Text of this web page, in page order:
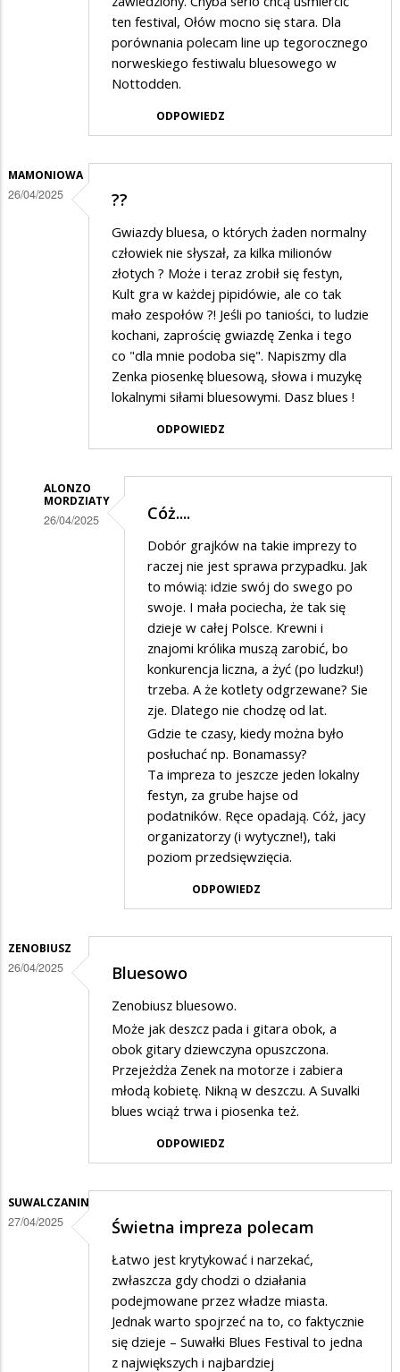
ten festival, Ołów mocno się stara. Dla
porównania polecam line up tegorocznego
norweskiego festiwalu bluesowego w
Nottodden.
ODPOWIEDZ
MAMONIOWA
26/04/2025 ??
Gwiazdy bluesa, o których żaden normalny
człowiek nie słyszał, za kilka milionów
złotych ? Może i teraz zrobił się festyn,
Kult gra w każdej pipidówie, ale co tak
mało zespołów ?! Jeśli po taniości, to ludzie
kochani, zaprościę gwiazdę Zenka i tego
co "dla mnie podoba się". Napiszmy dla
Zenka piosenkę bluesową, słowa i muzykę
lokalnymi siłami bluesowymi. Dasz blues !
ODPOWIEDZ
ALONZO
MORDZIATY
26/04/2025 Cóż....
Dobór grajków na takie imprezy to
raczej nie jest sprawa przypadku. Jak
to mówią: idzie swój do swego po
swoje. I mała pociecha, że tak się
dzieje w całej Polsce. Krewni i
znajomi królika muszą zarobić, bo
konkurencja liczna, a żyć (po ludzku!)
trzeba. A że kotlety odgrzewane? Sie
zje. Dlatego nie chodzę od lat.
Gdzie te czasy, kiedy można było
posłuchać np. Bonamassy?
Ta impreza to jeszcze jeden lokalny
festyn, za grube hajse od
podatników. Ręce opadają. Cóż, jacy
organizatorzy (i wytyczne!), taki
poziom przedsięwzięcia.
ODPOWIEDZ
ZENOBIUSZ
26/04/2025 Bluesowo
Zenobiusz bluesowo.
Może jak deszcz pada i gitara obok, a
obok gitary dziewczyna opuszczona.
Przejeżdża Zenek na motorze i zabiera
młodą kobietę. Nikną w deszczu. A Suvalki
blues wciąż trwa i piosenka też.
ODPOWIEDZ
SUWALCZANIN
27/04/2025 Świetna impreza polecam
Łatwo jest krytykować i narzekać,
zwłaszcza gdy chodzi o działania
podejmowane przez władze miasta.
Jednak warto spojrzeć na to, co faktycznie
się dzieje – Suwałki Blues Festival to jedna
z największych i najbardziej